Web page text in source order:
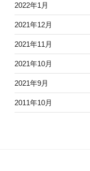
2022年1月
2021年12月
2021年11月
2021年10月
2021年9月
2011年10月